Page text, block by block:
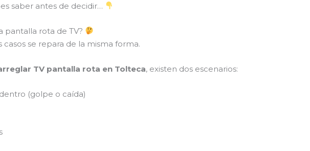
saber antes de decidir…
pantalla rota de TV?
se repara de la misma forma.
TV pantalla rota en Tolteca, existen dos escenarios:
(golpe o caída)